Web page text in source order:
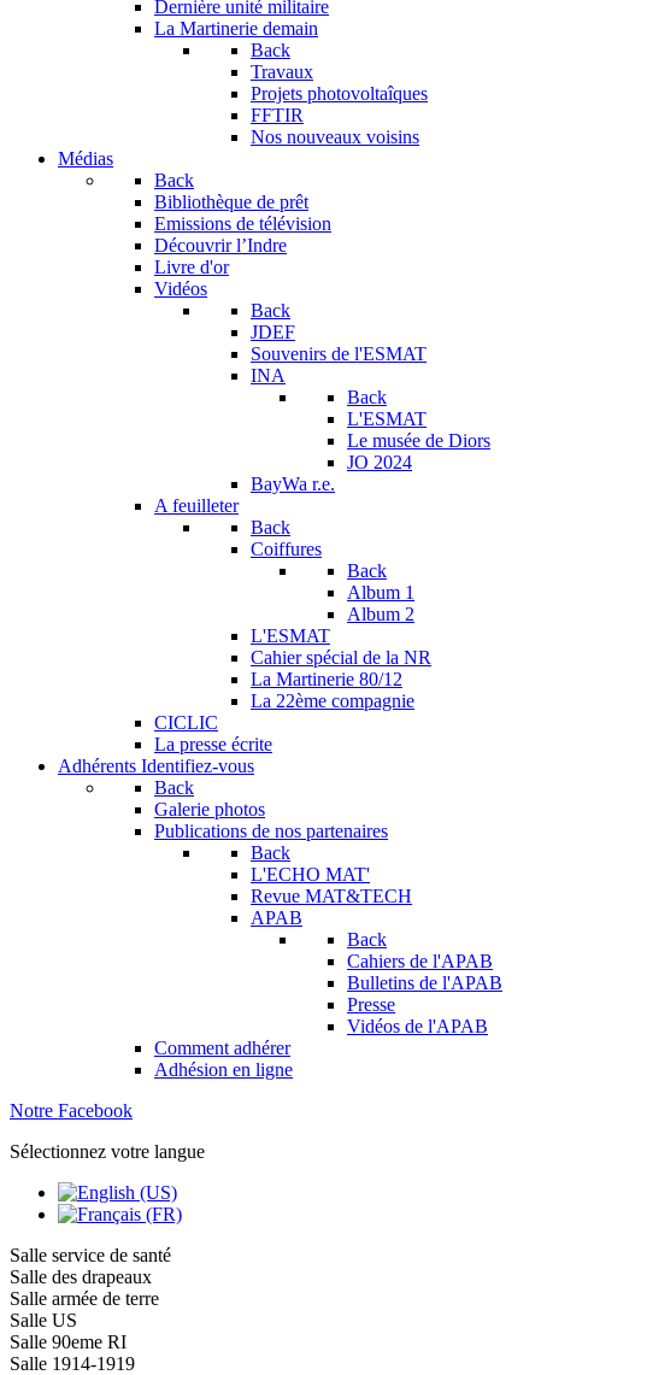
Dernière unité militaire
La Martinerie demain
Back
Travaux
Projets photovoltaîques
FFTIR
Nos nouveaux voisins
Médias
Back
Bibliothèque de prêt
Emissions de télévision
Découvrir l’Indre
Livre d'or
Vidéos
Back
JDEF
Souvenirs de l'ESMAT
INA
Back
L'ESMAT
Le musée de Diors
JO 2024
BayWa r.e.
A feuilleter
Back
Coiffures
Back
Album 1
Album 2
L'ESMAT
Cahier spécial de la NR
La Martinerie 80/12
La 22ème compagnie
CICLIC
La presse écrite
Adhérents Identifiez-vous
Back
Galerie photos
Publications de nos partenaires
Back
L'ECHO MAT'
Revue MAT&TECH
APAB
Back
Cahiers de l'APAB
Bulletins de l'APAB
Presse
Vidéos de l'APAB
Comment adhérer
Adhésion en ligne
Notre Facebook
Sélectionnez votre langue
Salle service de santé
Salle des drapeaux
Salle armée de terre
Salle US
Salle 90eme RI
Salle 1914-1919